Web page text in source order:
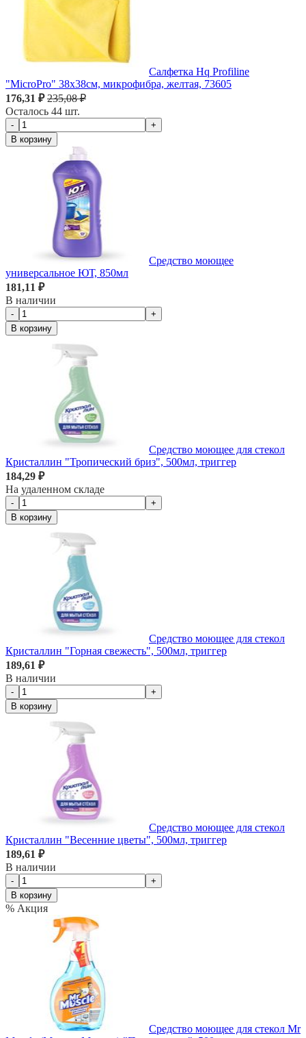
Салфетка Hq Profiline
"MicroPro" 38х38см, микрофибра, желтая, 73605
176,31 ₽235,08 ₽
Осталось 44 шт.
-
+
В корзину
Средство моющее
универсальное ЮТ, 850мл
181,11 ₽
В наличии
-
+
В корзину
Средство моющее для стекол
Кристаллин "Тропический бриз", 500мл, триггер
184,29 ₽
На удаленном складе
-
+
В корзину
Средство моющее для стекол
Кристаллин "Горная свежесть", 500мл, триггер
189,61 ₽
В наличии
-
+
В корзину
Средство моющее для стекол
Кристаллин "Весенние цветы", 500мл, триггер
189,61 ₽
В наличии
-
+
В корзину
% Акция
Средство моющее для стекол Mr